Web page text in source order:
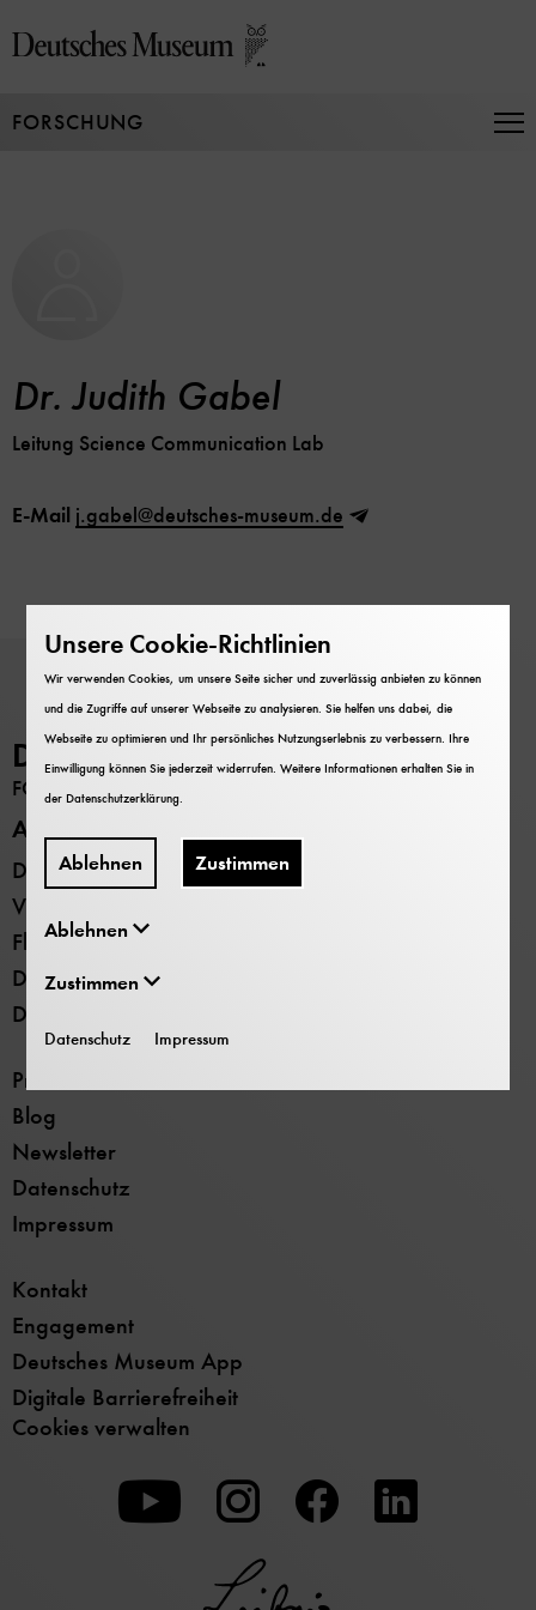
zum
FORSCHUNG
Dr. Judith Gabel
Leitung Science Communication Lab
E-Mail j.gabel@deutsches-museum.de
Deutsches Museum
FORSCHUNG
Alle Standorte
Deutsches Museum - Museumsinsel
Verkehrszentrum
Flugwerft Schleißheim
Deutsches Museum Nürnberg
Deutsches Museum Bonn
Presse
Blog
Newsletter
Datenschutz
Impressum
Kontakt
Engagement
Deutsches Museum App
Digitale Barrierefreiheit
Cookies verwalten
Zu
unserer
Youtube-
Seite
Zu
unserer
Instagram-
Seite
Zu
unserer
Unsere Cookie-Richtlinien
Wir verwenden Cookies, um unsere Seite sicher und zuverlässig anbieten zu können
und die Zugriffe auf unserer Webseite zu analysieren. Sie helfen uns dabei, die
Webseite zu optimieren und Ihr persönliches Nutzungserlebnis zu verbessern. Ihre
Einwilligung können Sie jederzeit widerrufen. Weitere Informationen erhalten Sie in
derDatenschutzerklärung
Ablehnen Zustimmen
Ablehnen
Zustimmen
Datenschutz Impressum